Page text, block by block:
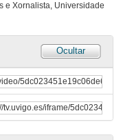
e Xornalista, Universidade
Ocultar
D. Andrés Armas Portela